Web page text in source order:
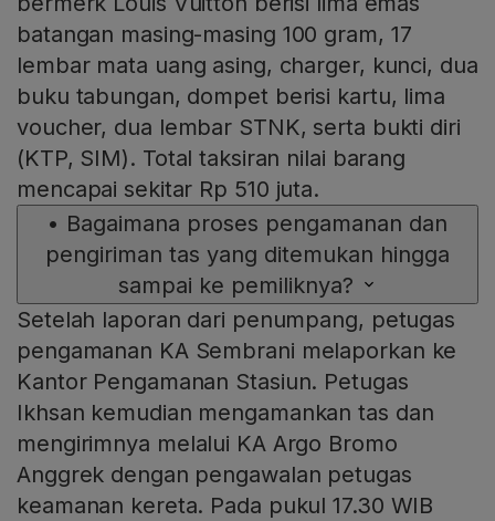
batangan masing-masing 100 gram, 17
lembar mata uang asing, charger, kunci, dua
buku tabungan, dompet berisi kartu, lima
voucher, dua lembar STNK, serta bukti diri
(KTP, SIM). Total taksiran nilai barang
mencapai sekitar Rp 510 juta.
• Bagaimana proses pengamanan dan
pengiriman tas yang ditemukan hingga
sampai ke pemiliknya?
Setelah laporan dari penumpang, petugas
pengamanan KA Sembrani melaporkan ke
Kantor Pengamanan Stasiun. Petugas
Ikhsan kemudian mengamankan tas dan
mengirimnya melalui KA Argo Bromo
Anggrek dengan pengawalan petugas
keamanan kereta. Pada pukul 17.30 WIB